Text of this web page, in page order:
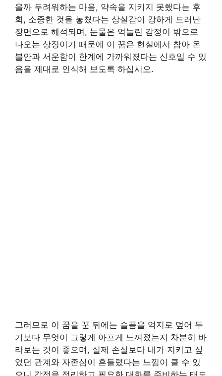
을까 두려워하는 마음, 약속을 지키지 못했다는 후
회, 소중한 것을 놓쳤다는 상실감이 강하게 드러난
장면으로 해석되며, 눈물은 억눌린 감정이 밖으로
나오는 상징이기 때문에 이 꿈은 현실에서 참아 온
불안과 서운함이 한계에 가까워졌다는 신호일 수 있
음을 제대로 인식해 보도록 하십시오.
그러므로 이 꿈을 꾼 뒤에는 슬픔을 억지로 덮어 두
기보다 무엇이 그렇게 아프게 느껴졌는지 차분히 바
라보는 것이 좋으며, 실제 손실보다 내가 지키고 싶
었던 관계와 자존심이 흔들렸다는 느낌이 클 수 있